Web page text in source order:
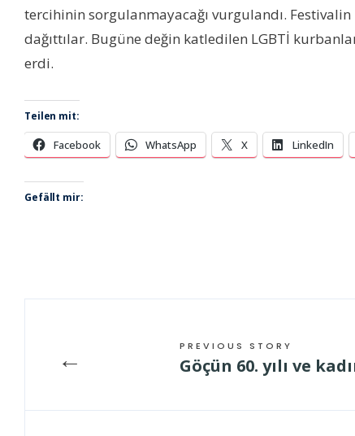
tercihinin sorgulanmayacağı vurgulandı.
dağıttılar. Bugüne değin katledilen LGBTİ
erdi.
Teilen mit:
Facebook WhatsApp X LinkedIn
Gefällt mir:
← PREVIOUS STORY
Göçün 60. yılı ve